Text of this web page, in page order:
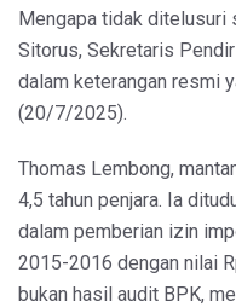
Mengapa tidak ditelusuri
Sitorus, Sekretaris
dalam keterangan resmi
(20/7/2025).
Thomas Lembong,
4,5 tahun penjara. Ia
dalam pemberian izin
2015-2016 dengan nilai
bukan hasil audit BPK,